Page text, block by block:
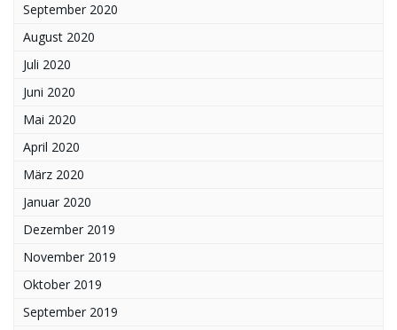
September 2020
August 2020
Juli 2020
Juni 2020
Mai 2020
April 2020
März 2020
Januar 2020
Dezember 2019
November 2019
Oktober 2019
September 2019